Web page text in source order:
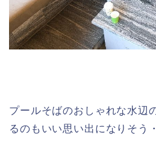
プールそばのおしゃれな水辺
るのもいい思い出になりそう